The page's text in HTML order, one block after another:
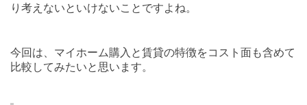
り考えないといけないことですよね。
今回は、マイホーム購入と賃貸の特徴をコスト面も含めて
比較してみたいと思います。